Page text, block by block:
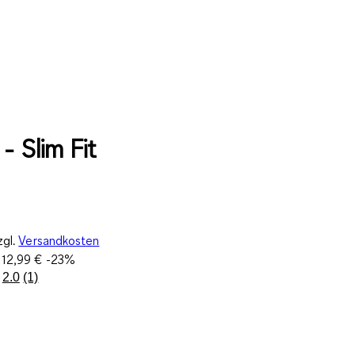
Slim Fit
Versandkosten
12,99 € -23%
2.0 Bewertung
(1)